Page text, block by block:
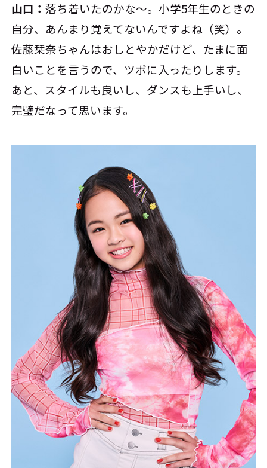
山口：落ち着いたのかな～。小学5年生のときの
自分、あんまり覚えてないんですよね（笑）。
佐藤栞奈ちゃんはおしとやかだけど、たまに面
白いことを言うので、ツボに入ったりします。
あと、スタイルも良いし、ダンスも上手いし、
完璧だなって思います。